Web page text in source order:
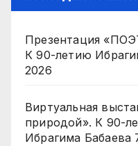
Презентация
К 90-летию
2026
Виртуальная
природой». К 90-
Ибрагима Бабаева